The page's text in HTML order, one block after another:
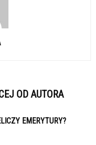
OD AUTORA
EMERYTURY?